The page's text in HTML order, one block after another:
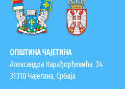
ОПШТИНА ЧАЈЕТИНА
Александра Карађорђевића 34
31310 Чајетина, Србија